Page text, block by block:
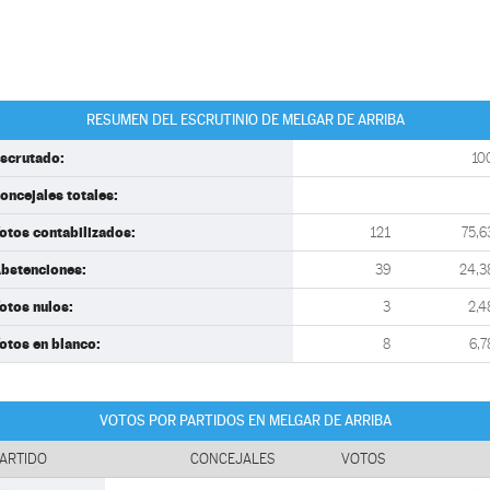
RESUMEN DEL ESCRUTINIO DE MELGAR DE ARRIBA
totales:
contabilizados: 121
39
nulos: 3
en blanco: 8
VOTOS POR PARTIDOS EN MELGAR DE ARRIBA
CONCEJALES VOTOS